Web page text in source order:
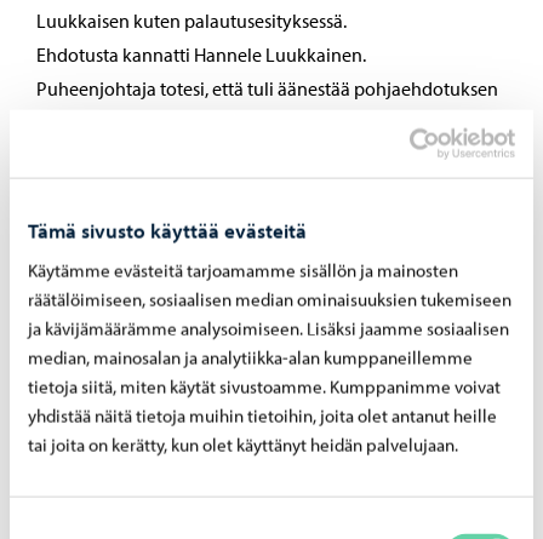
Tämä sivusto käyttää evästeitä
Käytämme evästeitä tarjoamamme sisällön ja mainosten
räätälöimiseen, sosiaalisen median ominaisuuksien tukemiseen
ja kävijämäärämme analysoimiseen. Lisäksi jaamme sosiaalisen
median, mainosalan ja analytiikka-alan kumppaneillemme
tietoja siitä, miten käytät sivustoamme. Kumppanimme voivat
yhdistää näitä tietoja muihin tietoihin, joita olet antanut heille
tai joita on kerätty, kun olet käyttänyt heidän palvelujaan.
Luukkaisen kuten palautusesityksessä.
Ehdotusta kannatti Hannele Luukkainen.
Puheenjohtaja totesi, että tuli äänestää pohjaehdotuksen
pohjaehdotuksesta poikkeava ehdotus. Puheenjohtaja
Mirja Suhosen tekemä vastaehdotus EI.
Pohjaesityksen puolesta äänesti kuusi (6); Petri Pasanen,
Pekka Malin, Elin Andersson, Pia Sågbom, Tom Blomqvist
ja Christer Andersson.
Mirja Suhosen vastaehdotuksen puolesta äänesti kolme
(3); Mirja Suhonen, Sirpa Hanska ja Hannele Luukkainen.
Puheenjohtaja totesi, että JAA äänet voittivat ja
pohjaehdotus voitti äänin kuusi (6) – kolme (3). Käsittelyä
jatkettiin.